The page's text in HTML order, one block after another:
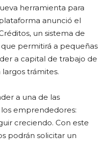
herramienta para
anunció el
un sistema de
permitirá a pequeñas
a capital de trabajo de
largos trámites.
a una de las
emprendedores:
creciendo. Con este
podrán solicitar un